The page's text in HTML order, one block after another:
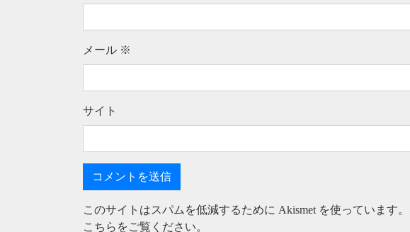
メール ※
サイト
このサイトはスパムを低減するために Akismet を使っています。
こちらをご覧ください。